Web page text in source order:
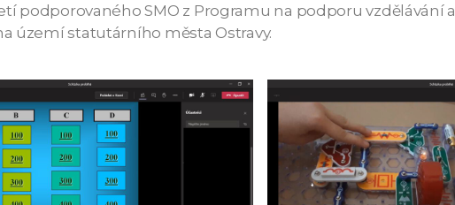
podporovaného SMO z Programu na podporu vzdělávání a
území statutárního města Ostravy.